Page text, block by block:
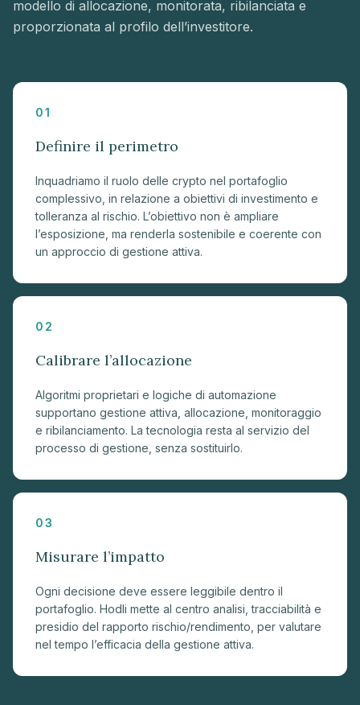
modello di allocazione, monitorata, ribilanciata e
proporzionata al profilo dell’investitore.
01
Definire il perimetro
Inquadriamo il ruolo delle crypto nel portafoglio
complessivo, in relazione a obiettivi di investimento e
tolleranza al rischio. L’obiettivo non è ampliare
l’esposizione, ma renderla sostenibile e coerente con
un approccio di gestione attiva.
02
Calibrare l’allocazione
Algoritmi proprietari e logiche di automazione
supportano gestione attiva, allocazione, monitoraggio
e ribilanciamento. La tecnologia resta al servizio del
processo di gestione, senza sostituirlo.
03
Misurare l’impatto
Ogni decisione deve essere leggibile dentro il
portafoglio. Hodli mette al centro analisi, tracciabilità e
presidio del rapporto rischio/rendimento, per valutare
nel tempo l’efficacia della gestione attiva.